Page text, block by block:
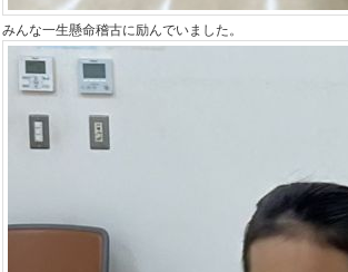
みんな一生懸命稽古に励んでいました。